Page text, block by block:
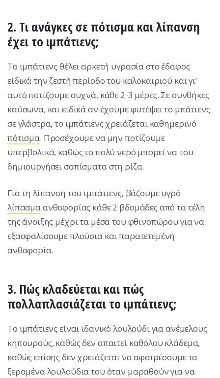
2. Tι ανάγκες σε πότισμα και λίπανση
έχει το ιμπάτιενς;
Το ιμπάτιενς θέλει αρκετή υγρασία στο έδαφος
είδικά την ζεστή περίοδο του καλοκαιριού και γι’
αυτό ποτίζουμε συχνά, κάθε 2-3 μέρες. Σε συνθήκες
καύσωνα, και ειδικά αν έχουμε φυτέψει το μπάτιενς
σε γλάστρα, το ιμπάτιενς χρειάζεται καθημερινό
πότισμα. Προσέχουμε να μην ποτίζουμε
υπερβολικά, καθώς το πολύ νερό μπορεί να του
δημιουργήσει σαπίσματα στη ρίζα.
Για τη λίπανση του ιμπάτιενς, βάζουμε υγρό
λίπασμαανθοφορίας κάθε 2 βδομάδες από τα τέλη
της άνοιξης μέχρι τα μέσα του φθινοπώρου για να
εξασφαλίσουμε πλούσια και παρατετεμένη
ανθοφορία.
3. Πώς κλαδεύεται και πώς
πολλαπλασιάζεται το ιμπάτιενς;
Το ιμπάτιενς είναι ιδανικό λουλούδι για ανέμελους
κηπουρούς, καθώς δεν απαιτεί καθόλου κλάδεμα,
καθώς επίσης δεν χρειάζεται να αφαιρέσουμε τα
ξεραμένα λουλούδια του όταν μαραθούν για να